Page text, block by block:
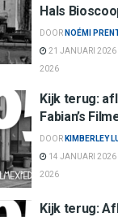
Hals
DOOR NOÉMI
21 JANUARI 2026
2026
Kijk terug:
Fabian’s
DOOR KIMBERLEY
14 JANUARI 2026
2026
Kijk terug: